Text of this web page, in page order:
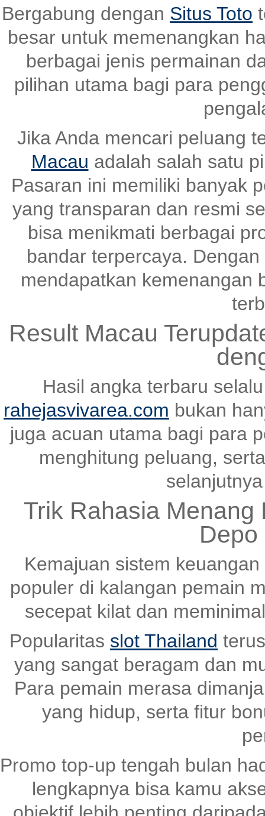
Bergabung dengan Situs Toto
besar untuk memenangkan
berbagai jenis permainan
pilihan utama bagi para
Jika Anda mencari peluang
Macau adalah salah satu
Pasaran ini memiliki banyak
yang transparan dan resmi
bisa menikmati berbagai
bandar terpercaya.
mendapatkan kemenangan
Result Macau
Hasil angka terbaru
rahejasvivarea.com bukan
juga acuan utama bagi para
menghitung peluang,
Trik Rahasia Menang
Kemajuan sistem
populer di kalangan pemain
secepat kilat dan
Popularitas slot Thailand
yang sangat beragam dan
Para pemain merasa
yang hidup, serta fitur
Promo top-up tengah bulan
lengkapnya bisa kamu